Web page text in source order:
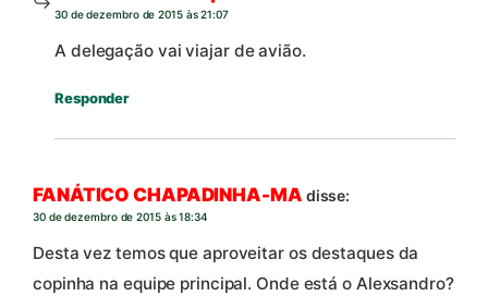
30 de dezembro de 2015 às 21:07
A delegação vai viajar de avião.
Responder
FANÁTICO CHAPADINHA-MA disse:
30 de dezembro de 2015 às 18:34
Desta vez temos que aproveitar os destaques da
copinha na equipe principal. Onde está o Alexsandro?